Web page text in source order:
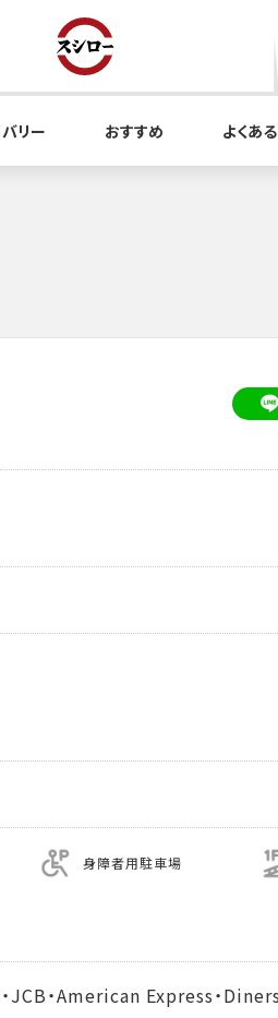
リー おすすめ よくあ
身障者用駐車場
JCB・American Express・